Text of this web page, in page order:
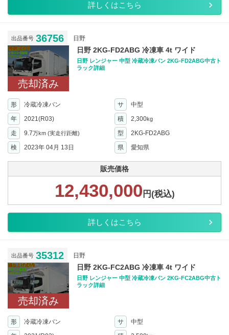
詳しくはこちら
出品番号 36756 日野
売却済み
日野 2KG-FD2ABG 冷凍車 4t ワイド
日野 レンジャー 中型 冷蔵冷凍バン 2KG-FD2ABG中古ト
ラック詳細
形 冷蔵冷凍バン サ
中型
年
2021(R03) 積 2,300kg
走 9.7万km (実走行距離) 型
2KG-FD2ABG
検
2023年 04月 13日 県 愛知県
販売価格
12,430,000 円(税込)
詳しくはこちら
出品番号 35312 日野
売却済み
日野 2KG-FC2ABG 冷凍車 4t ワイド
日野 レンジャー 中型 冷蔵冷凍バン 2KG-FC2ABG中古ト
ラック詳細
形 冷蔵冷凍バン サ
中型